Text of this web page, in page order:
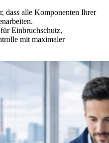
dass alle Komponenten Ihrer
Einbruchschutz,
mit maximaler